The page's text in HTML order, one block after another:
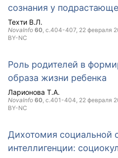
сознания у
Техти В.Л.
NovaInfo 60, с.404-407, 22 февраля
BY-NC
Роль родителей в
образа жизни ребенка
Ларионова Т.А.
NovaInfo 60, с.401-404, 22 февраля
BY-NC
Дихотомия социальной
интеллигенции: